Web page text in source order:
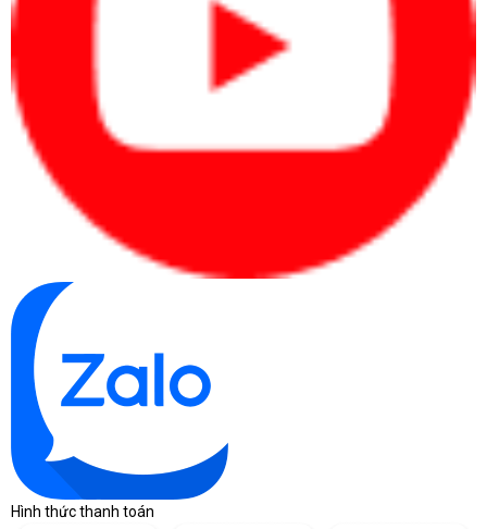
Máy scan A4 có thể được sử dụng để
quét tài liệu học tập, sách giáo khoa, v.v. trong trường học.
Máy scan A4 có thể được sử dụng
để quét hóa đơn, hợp đồng, v.v. trong việc kinh doanh.
Hình thức thanh toán